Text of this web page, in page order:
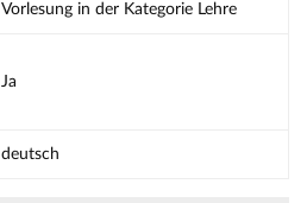
Vorlesung in der Kategorie Lehre
Ja
deutsch